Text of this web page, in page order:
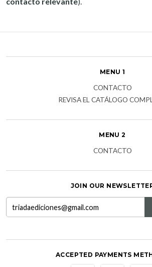
MENU 1
CONTACTO
REVISA EL CATÁLOGO
MENU 2
CONTACTO
JOIN OUR
ACCEPTED PAYMENTS